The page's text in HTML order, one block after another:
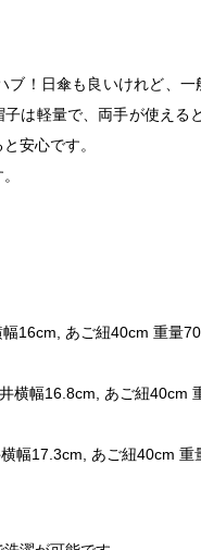
！日傘も良いけれど、
は軽量で、両手が使え
安心です。
16cm, あご紐40cm 重量
横幅16.8cm, あご紐40cm
幅17.3cm, あご紐40cm 重